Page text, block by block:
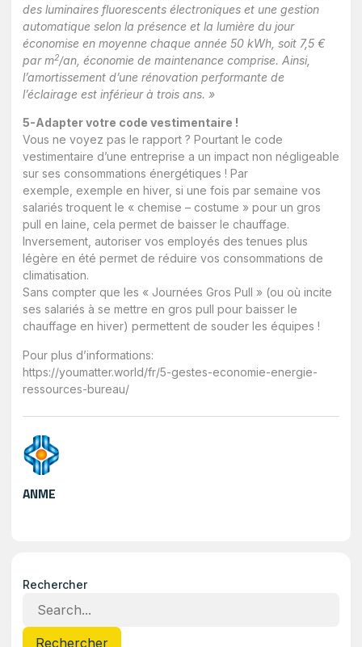
des luminaires fluorescents électroniques et une gestion
automatique selon la présence et la lumière du jour
économise en moyenne chaque année 50 kWh, soit 7,5 €
par m2/an, économie de maintenance comprise. Ainsi,
l’amortissement d’une rénovation performante de
l’éclairage est inférieur à trois ans. »
5-Adapter votre code vestimentaire !
Vous ne voyez pas le rapport ? Pourtant le code
vestimentaire d’une entreprise a un impact non négligeable
sur ses consommations énergétiques ! Par
exemple, exemple en hiver, si une fois par semaine vos
salariés troquent le « chemise – costume » pour un gros
pull en laine, cela permet de baisser le chauffage.
Inversement, autoriser vos employés des tenues plus
légère en été permet de réduire vos consommations de
climatisation.
Sans compter que les « Journées Gros Pull » (ou où incite
ses salariés à se mettre en gros pull pour baisser le
chauffage en hiver) permettent de souder les équipes !
Pour plus d’informations:
https://youmatter.world/fr/5-gestes-economie-energie-
ressources-bureau/
ANME
Rechercher
Rechercher